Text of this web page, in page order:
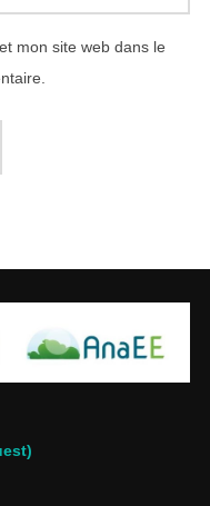
mon site web dans le